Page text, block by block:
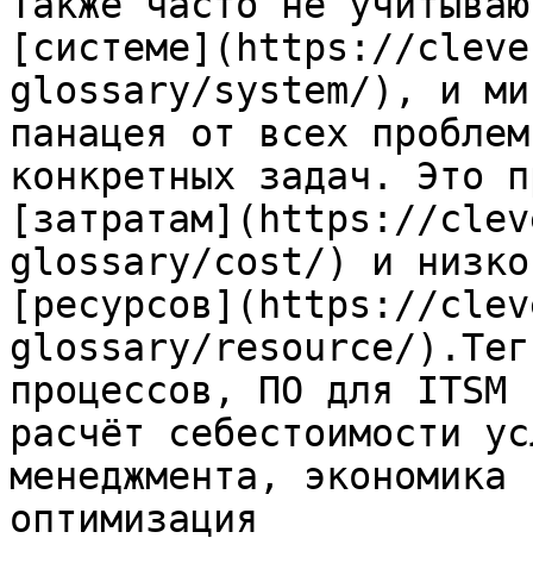
[системе](https://
glossary/system/), и
панацея от всех
конкретных задач. Это
[затратам](https://
glossary/cost/) и
[ресурсов](https://
glossary/resource/
процессов, ПО для ITSM
расчёт себестоимости
менеджмента,
оптимизация